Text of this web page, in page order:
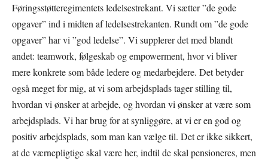
Føringsstøtteregimentets ledelsestrekant. Vi sætter ”de gode
opgaver” ind i midten af ledelsestrekanten. Rundt om ”de gode
opgaver” har vi ”god ledelse”. Vi supplerer det med blandt
andet: teamwork, følgeskab og empowerment, hvor vi bliver
mere konkrete som både ledere og medarbejdere. Det betyder
også meget for mig, at vi som arbejdsplads tager stilling til,
hvordan vi ønsker at arbejde, og hvordan vi ønsker at være som
arbejdsplads. Vi har brug for at synliggøre, at vi er en god og
positiv arbejdsplads, som man kan vælge til. Det er ikke sikkert,
at de værnepligtige skal være her, indtil de skal pensioneres, men